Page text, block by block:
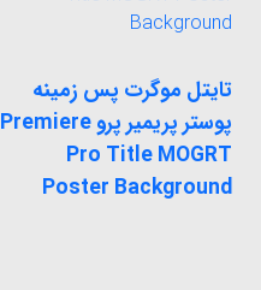
تایتل موگرت پس زمینه
پوستر پریمیر پرو Premiere
Pro Title MOGRT
Poster Background